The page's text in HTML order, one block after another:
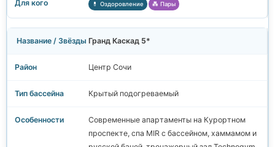
💊 Оздоровление 💑 Пары
Гранд Каскад 5*
Центр Сочи
Крытый подогреваемый
Современные апартаменты на Курортном
проспекте, спа MIR с бассейном, хаммамом и